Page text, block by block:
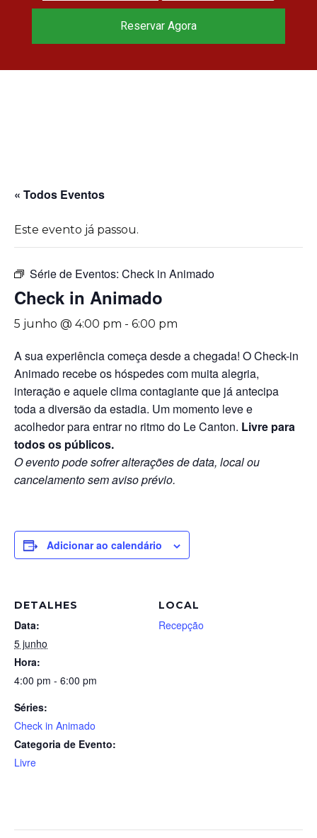
« Todos Eventos
Este evento já passou.
Série de Eventos: Check in Animado
Check in Animado
5 junho @ 4:00 pm - 6:00 pm
A sua experiência começa desde a chegada! O Check-in
Animado recebe os hóspedes com muita alegria,
interação e aquele clima contagiante que já antecipa
toda a diversão da estadia. Um momento leve e
acolhedor para entrar no ritmo do Le Canton. Livre para
todos os públicos.
O evento pode sofrer alterações de data, local ou
cancelamento sem aviso prévio.
Adicionar ao calendário
DETALHES
Data:
5 junho
Hora:
4:00 pm - 6:00 pm
Séries:
Check in Animado
Categoria de Evento:
Livre
LOCAL
Recepção
Reservar Agora